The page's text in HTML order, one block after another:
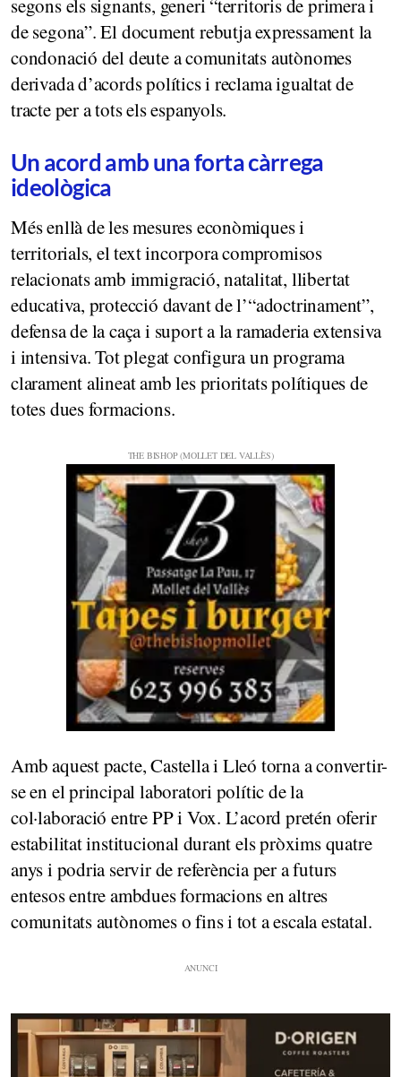
segons els signants, generi “territoris de primera i
de segona”. El document rebutja expressament la
condonació del deute a comunitats autònomes
derivada d’acords polítics i reclama igualtat de
tracte per a tots els espanyols.
Un acord amb una forta càrrega
ideològica
Més enllà de les mesures econòmiques i
territorials, el text incorpora compromisos
relacionats amb immigració, natalitat, llibertat
educativa, protecció davant de l’“adoctrinament”,
defensa de la caça i suport a la ramaderia extensiva
i intensiva. Tot plegat configura un programa
clarament alineat amb les prioritats polítiques de
totes dues formacions.
Amb aquest pacte, Castella i Lleó torna a convertir-
se en el principal laboratori polític de la
col·laboració entre PP i Vox. L’acord pretén oferir
estabilitat institucional durant els pròxims quatre
anys i podria servir de referència per a futurs
entesos entre ambdues formacions en altres
comunitats autònomes o fins i tot a escala estatal.